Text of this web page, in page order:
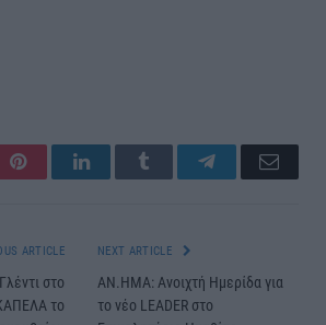
PinterestLinkedInTumblr TelegramEmail
ARTICLE
στο
το
NEXT ARTICLE
ΑΝ.ΗΜΑ: Ανοιχτή Ημερίδα για
το νέο LEADER στο